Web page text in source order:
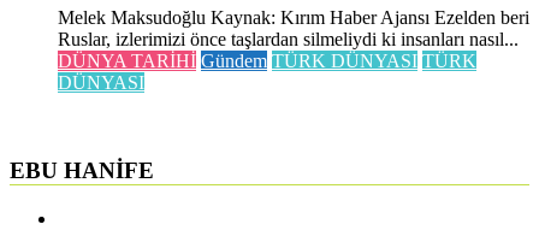
Melek Maksudoğlu Kaynak: Kırım Haber Ajansı Ezelden beri
Ruslar, izlerimizi önce taşlardan silmeliydi ki insanları nasıl...
DÜNYA TARİHİ Gündem TÜRK DÜNYASI TÜRK
DÜNYASI
EBU HANİFE